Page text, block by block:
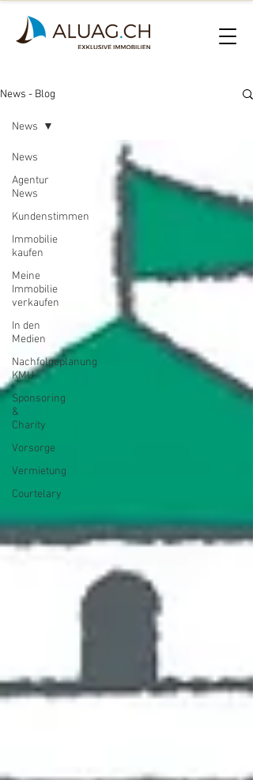
News - Blog
News
Agentur
News
Kundenstimmen
Immobilie
kaufen
Meine
Immobilie
verkaufen
In den
Medien
Nachfolgeplanung
KMU
Sponsoring
&
Charity
Vorsorge
Vermietung
Courtelary
News